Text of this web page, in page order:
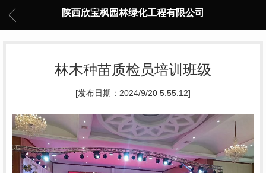
陕西欣宝枫园林绿化工程有限公司
林木种苗质检员培训班级
[发布日期：2024/9/20 5:55:12]